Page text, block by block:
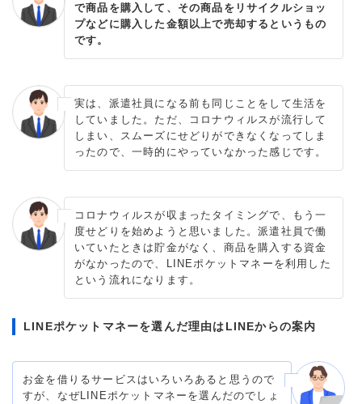
で商品を購入して、その商品をリサイクルショッ
プなどに購入した金額以上で売却するというもの
です。
実は、派遣社員になる前も同じことをして生活を
していました。ただ、コロナウィルスが流行して
しまい、スムーズにせどりができなくなってしま
ったので、一時的にやっていなかった感じです。
コロナウィルスが収まったタイミングで、もう一
度せどりを始めようと思いました。派遣社員で働
いていたときは貯金がなく、商品を購入する資金
がなかったので、LINEポケットマネーを利用した
という流れになります。
LINEポケットマネーを選んだ理由はLINEからの案内
お金を借りるサービスはいろいろあると思うので
すが、なぜLINEポケットマネーを選んだのでしょ